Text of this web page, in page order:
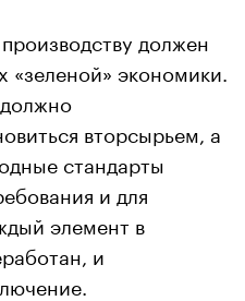
должен
«зеленой» экономики.
вторсырьем, а
стандарты
и для
элемент в
и